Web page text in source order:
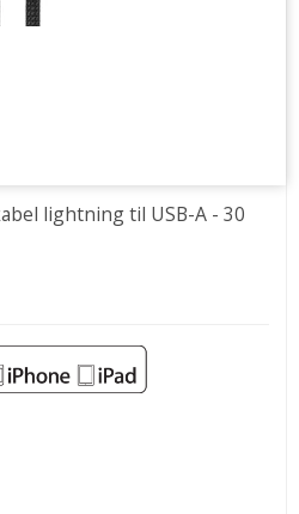
lightning til USB-A - 30